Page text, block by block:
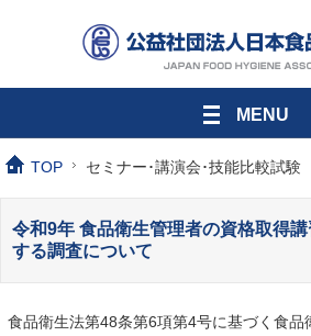
MENU
TOP セミナー･講演会･技能比較試験
令和9年 食品衛生管理者の資格取得
する調査について
食品衛生法第48条第6項第4号に基づく食品